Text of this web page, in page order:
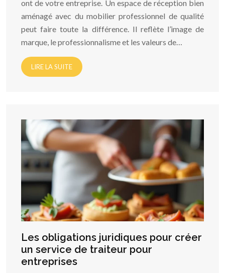
ont de votre entreprise. Un espace de réception bien
aménagé avec du mobilier professionnel de qualité
peut faire toute la différence. Il reflète l’image de
marque, le professionnalisme et les valeurs de…
LIRE LA SUITE
Les obligations juridiques pour créer
un service de traiteur pour
entreprises